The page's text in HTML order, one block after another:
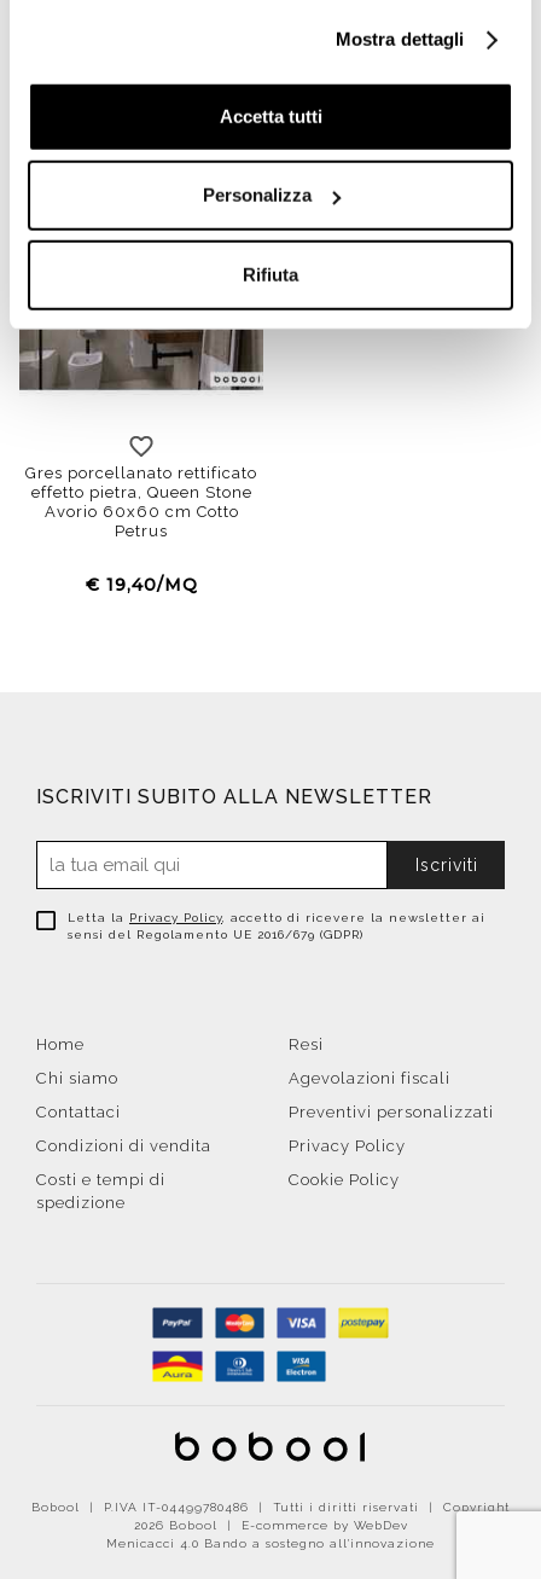
Mostra dettagli
Accetta tutti
Personalizza
Rifiuta
effetto pietra, Queen Stone
Avorio 60x120 cm Cotto
Gres porcellanato rettificato
effetto pietra, Queen Stone
Avorio 60x60 cm Cotto
Petrus
€ 19,40/MQ
ISCRIVITI SUBITO ALLA NEWSLETTER
Iscriviti
Letta la Privacy Policy , accetto di ricevere la newsletter ai
sensi del Regolamento UE 2016/679 (GDPR)
Home
Chi siamo
Contattaci
Condizioni di vendita
Costi e tempi di
spedizione
Resi
Agevolazioni fiscali
Preventivi personalizzati
Privacy Policy
Cookie Policy
Bobool | P.IVA IT-04499780486 | Tutti i diritti riservati | Copyright
2026 Bobool |
E-commerce by WebDev
Menicacci 4.0 Bando a sostegno all'innovazione